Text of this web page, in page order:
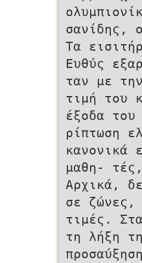
σανίδης,
Τα
Ευθύς
ταν με
τιμή του
έξοδα
ρίπτωση
κανονικά
μαθη-
Αρχικά,
σε ζώνες,
τιμές.
τη λήξη